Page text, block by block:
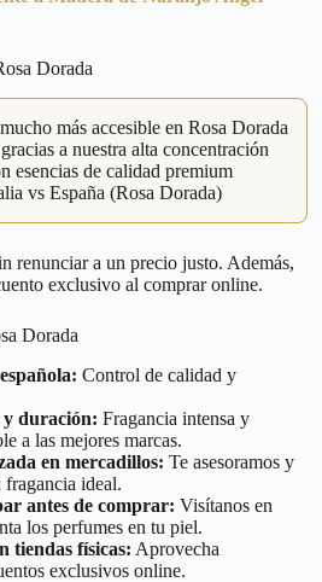
Dorada
más accesible en Rosa Dorada
a nuestra alta concentración
esencias de calidad premium
vs España (Rosa Dorada)
renunciar a un precio justo. Además,
exclusivo al comprar online.
Dorada
Control de calidad y
duración: Fragancia intensa y
a las mejores marcas.
en mercadillos: Te asesoramos y
fragancia ideal.
antes de comprar: Visítanos en
los perfumes en tu piel.
tiendas físicas: Aprovecha
exclusivos online.